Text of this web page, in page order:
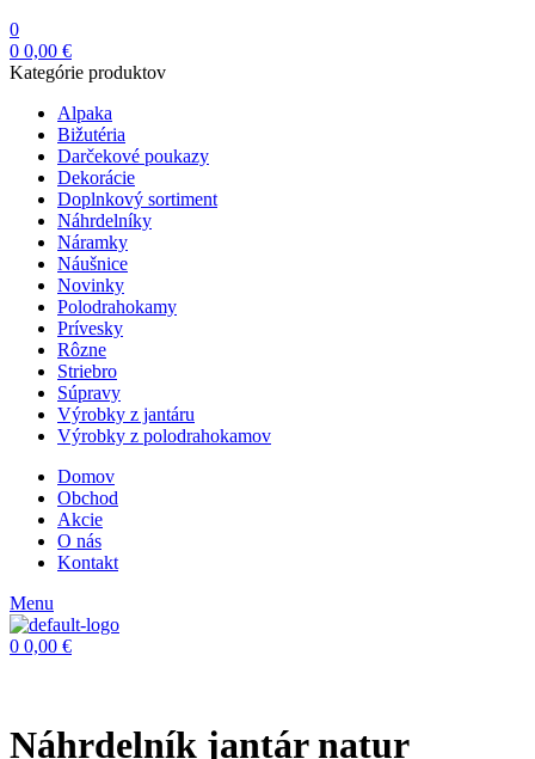
0
0 0,00 €
Kategórie produktov
Alpaka
Bižutéria
Darčekové poukazy
Dekorácie
Doplnkový sortiment
Náhrdelníky
Náramky
Náušnice
Novinky
Polodrahokamy
Prívesky
Rôzne
Striebro
Súpravy
Výrobky z jantáru
Výrobky z polodrahokamov
Domov
Obchod
Akcie
O nás
Kontakt
Menu
0 0,00 €
Náhrdelník jantár natur